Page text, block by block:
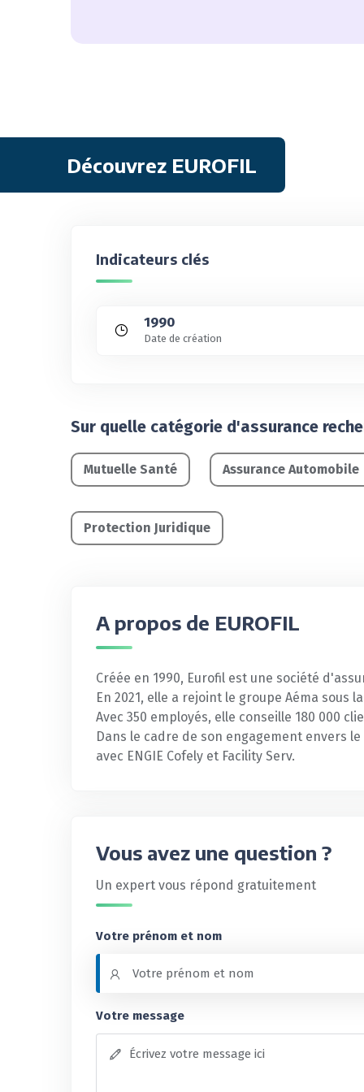
Découvrez EUROFIL
Indicateurs clés
1990
Date de création
Sur quelle catégorie d'assurance
Mutuelle Santé Assurance Automobile
Protection Juridique
A propos de EUROFIL
Créée en 1990, Eurofil est une société
En 2021, elle a rejoint le groupe Aéma sous
Avec 350 employés, elle conseille 180 000
Dans le cadre de son engagement envers
avec ENGIE Cofely et Facility Serv.
Vous avez une question ?
Un expert vous répond gratuitement
Votre prénom et nom
Votre message